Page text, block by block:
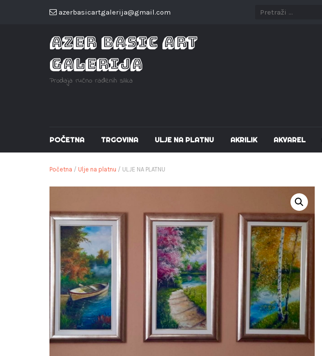
azerbasicartgalerija@gmail.com
AZER BASIC ART
GALERIJA
Prodaja ručno rađenih slika
POČETNA TRGOVINA ULJE NA PLATNU AKRILIK AKVAREL
Početna / Ulje na platnu / ULJE NA PLATNU